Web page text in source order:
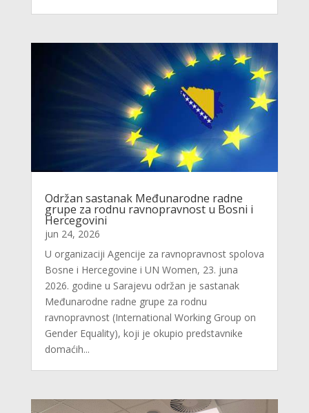
Održan sastanak Međunarodne radne
grupe za rodnu ravnopravnost u Bosni i
Hercegovini
jun 24, 2026
U organizaciji Agencije za ravnopravnost spolova
Bosne i Hercegovine i UN Women, 23. juna
2026. godine u Sarajevu održan je sastanak
Međunarodne radne grupe za rodnu
ravnopravnost (International Working Group on
Gender Equality), koji je okupio predstavnike
domaćih...